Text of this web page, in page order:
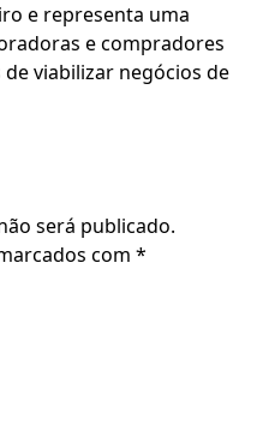
e representa uma
e compradores
viabilizar negócios de
será publicado.
com *